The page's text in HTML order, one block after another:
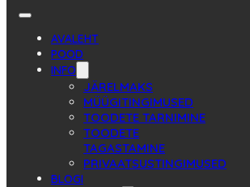
AVALEHT
POOD
INFO
JÄRELMAKS
MÜÜGITINGIMUSED
TOODETE TARNIMINE
TOODETE
TAGASTAMINE
PRIVAATSUSTINGIMUSED
BLOGI